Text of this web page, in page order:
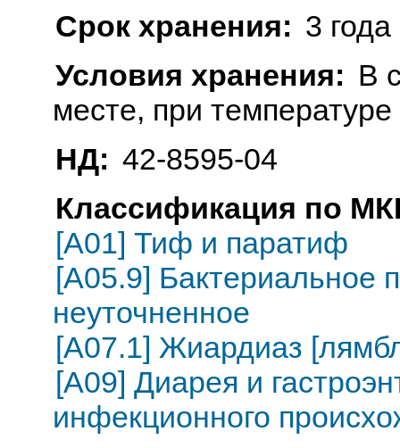
Срок хранения: 3 года
Условия хранения: В
месте, при температуре
НД: 42-8595-04
Классификация по
[A01] Тиф и паратиф
[A05.9] Бактериальное
неуточненное
[A07.1] Жиардиаз
[A09] Диарея и
инфекционного